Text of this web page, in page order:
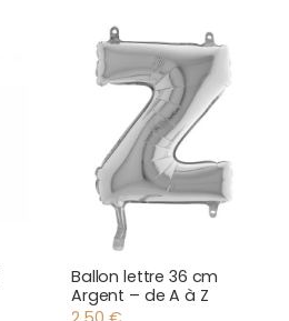
Ballon lettre 36 cm
Argent – de A à Z